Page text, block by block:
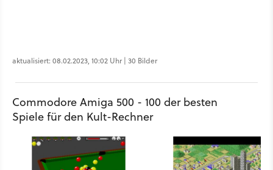
aktualisiert: 08.02.2023, 10:02 Uhr | 30 Bilder
Commodore Amiga 500 - 100 der besten
Spiele für den Kult-Rechner